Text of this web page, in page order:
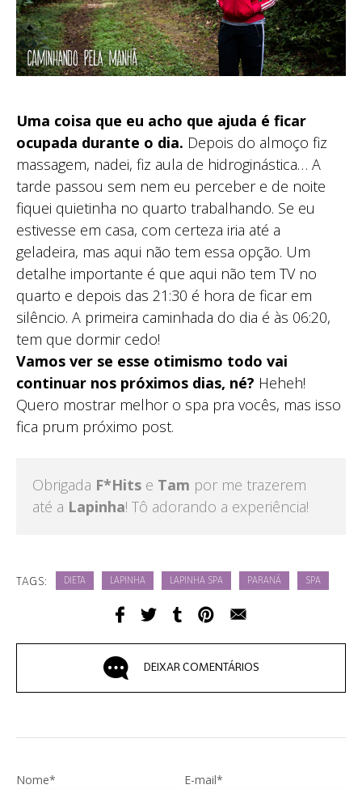
Uma coisa que eu acho que ajuda é ficar
ocupada durante o dia. Depois do almoço fiz
massagem, nadei, fiz aula de hidroginástica… A
tarde passou sem nem eu perceber e de noite
fiquei quietinha no quarto trabalhando. Se eu
estivesse em casa, com certeza iria até a
geladeira, mas aqui não tem essa opção. Um
detalhe importante é que aqui não tem TV no
quarto e depois das 21:30 é hora de ficar em
silêncio. A primeira caminhada do dia é às 06:20,
tem que dormir cedo!
Vamos ver se esse otimismo todo vai
continuar nos próximos dias, né? Heheh!
Quero mostrar melhor o spa pra vocês, mas isso
fica prum próximo post.
Obrigada F*Hits e Tam por me trazerem
até a Lapinha! Tô adorando a experiência!
TAGS: DIETA LAPINHA LAPINHA SPA PARANÁ SPA
DEIXAR COMENTÁRIOS
Nome* E-mail*